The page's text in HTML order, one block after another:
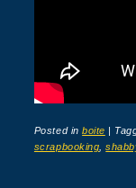
Posted inboite
scrapbooking ,